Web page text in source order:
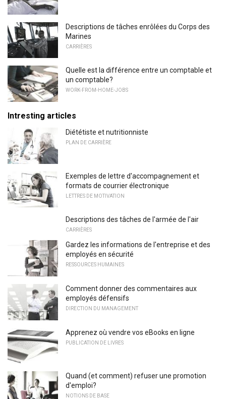
Descriptions de tâches enrôlées du Corps des
Marines
CARRIÈRES
Quelle est la différence entre un comptable et
un comptable?
WORK-FROM-HOME-JOBS
Intresting articles
Diététiste et nutritionniste
PLAN DE CARRIÈRE
Exemples de lettre d'accompagnement et
formats de courrier électronique
LETTRES DE MOTIVATION
Descriptions des tâches de l'armée de l'air
CARRIÈRES
Gardez les informations de l'entreprise et des
employés en sécurité
RESSOURCES HUMAINES
Comment donner des commentaires aux
employés défensifs
DIRECTION DU MANAGEMENT
Apprenez où vendre vos eBooks en ligne
PUBLICATION DE LIVRES
Quand (et comment) refuser une promotion
d'emploi?
NOTIONS DE BASE